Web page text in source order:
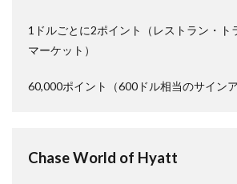
1ドルごとに2ポイント（レストラン・ト
マーケット）
60,000ポイント（600ドル相当のサイン
Chase World of Hyatt